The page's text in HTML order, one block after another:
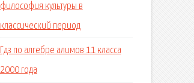
философия культуры в
классический период
Гдз по алгебре алимов 11 класса
2000 года